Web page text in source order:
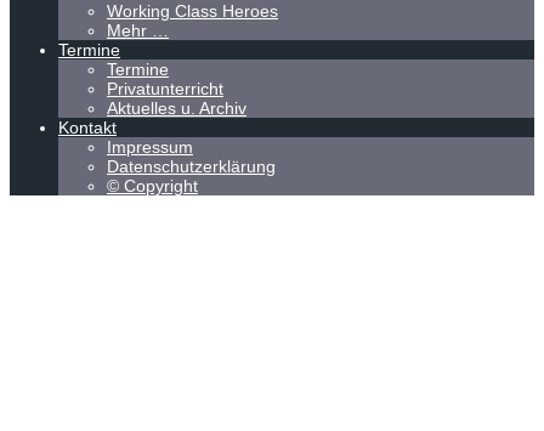
Working Class Heroes
Mehr …
Termine
Termine
Privatunterricht
Aktuelles u. Archiv
Kontakt
Impressum
Datenschutzerklärung
© Copyright